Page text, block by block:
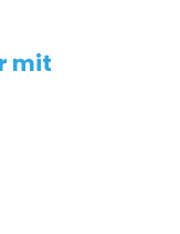
mit